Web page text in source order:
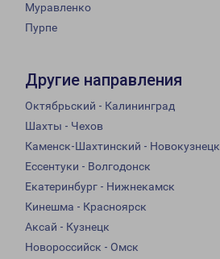
Муравленко
Пурпе
Другие направления
Октябрьский - Калининград
Шахты - Чехов
Каменск-Шахтинский - Новокузнецк
Ессентуки - Волгодонск
Екатеринбург - Нижнекамск
Кинешма - Красноярск
Аксай - Кузнецк
Новороссийск - Омск